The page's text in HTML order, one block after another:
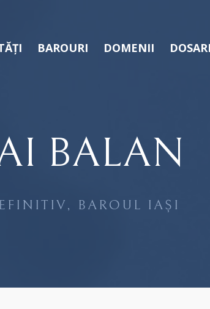
BAROURI DOMENII
BALAN
BAROUL IAȘI